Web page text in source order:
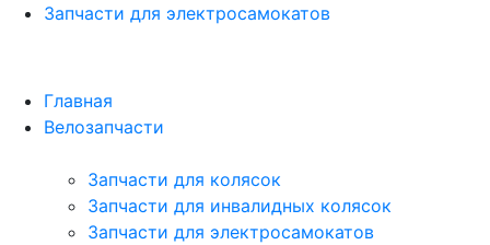
Запчасти для электросамокатов
Главная
Велозапчасти
Запчасти для колясок
Запчасти для инвалидных колясок
Запчасти для электросамокатов